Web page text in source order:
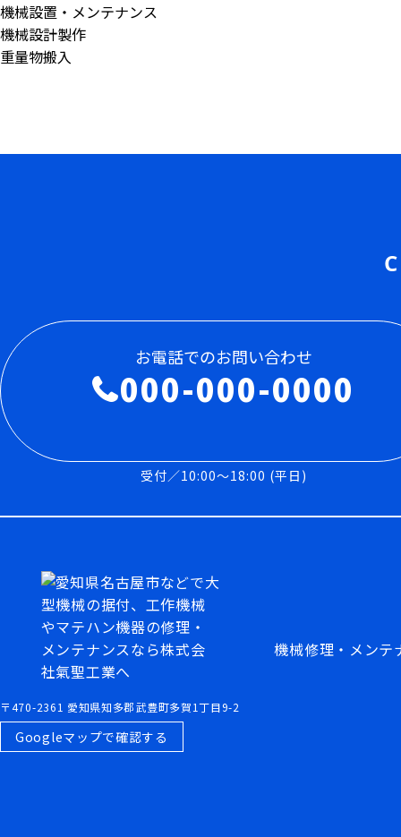
機械設置・メンテナンス
機械設計製作
重量物搬入
お電話でのお問い合わせ
000-000-0000
受付／10:00～18:00 (平日)
機械修理・メンテ
〒470-2361 愛知県知多郡武豊町多賀1丁目9-2
Googleマップで確認する